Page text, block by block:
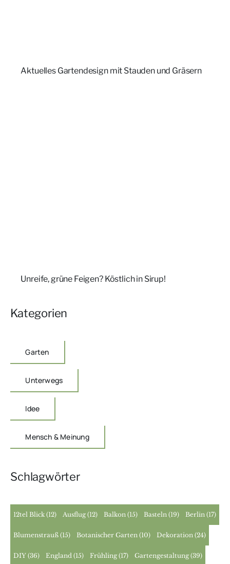
Aktuelles Gartendesign mit Stauden und Gräsern
Unreife, grüne Feigen? Köstlich in Sirup!
Kategorien
Garten
Unterwegs
Idee
Mensch & Meinung
Schlagwörter
12tel Blick (12) Ausflug (12) Balkon (15) Basteln (19) Berlin (17)
Blumenstrauß (15) Botanischer Garten (10) Dekoration (24)
DIY (36) England (15) Frühling (17) Gartengestaltung (39)